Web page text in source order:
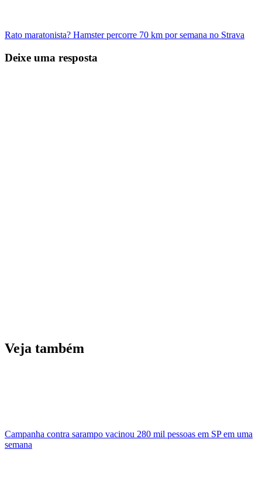
Rato maratonista? Hamster percorre 70 km por semana no Strava
Deixe uma resposta
Veja também
Campanha contra sarampo vacinou 280 mil pessoas em SP em uma
semana